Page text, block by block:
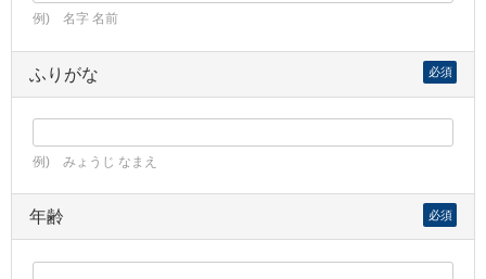
例) 名字 名前
ふりがな 必須
例) みょうじ なまえ
年齢 必須